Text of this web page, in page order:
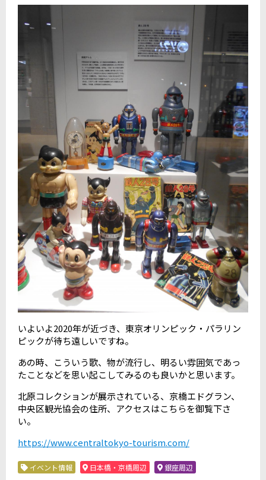
いよいよ2020年が近づき、東京オリンピック・パラリン
ピックが待ち遠しいですね。
あの時、こういう歌、物が流行し、明るい雰囲気であっ
たことなどを思い起こしてみるのも良いかと思います。
北原コレクションが展示されている、京橋エドグラン、
中央区観光協会の住所、アクセスはこちらを御覧下さ
い。
https://www.centraltokyo-tourism.com/
イベント情報 日本橋・京橋周辺 銀座周辺